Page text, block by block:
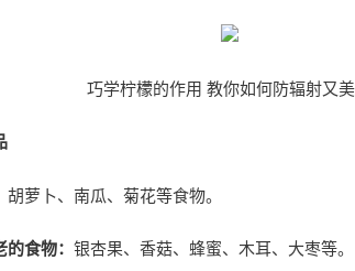
巧学柠檬的作用 教你如何防辐射又
萝卜、南瓜、菊花等食物。
食物： 银杏果、香菇、蜂蜜、木耳、大枣等。